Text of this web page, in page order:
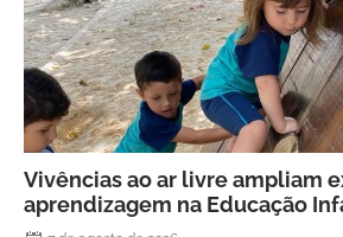
Vivências ao ar livre ampliam
aprendizagem na Educação